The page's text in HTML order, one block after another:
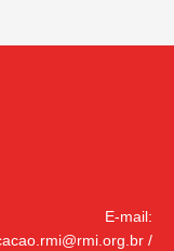
E-mail:
/